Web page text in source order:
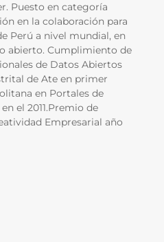
Puesto en categoría
en la colaboración para
Perú a nivel mundial, en
abierto. Cumplimiento de
de Datos Abiertos
de Ate en primer
en Portales de
el 2011.Premio de
Empresarial año